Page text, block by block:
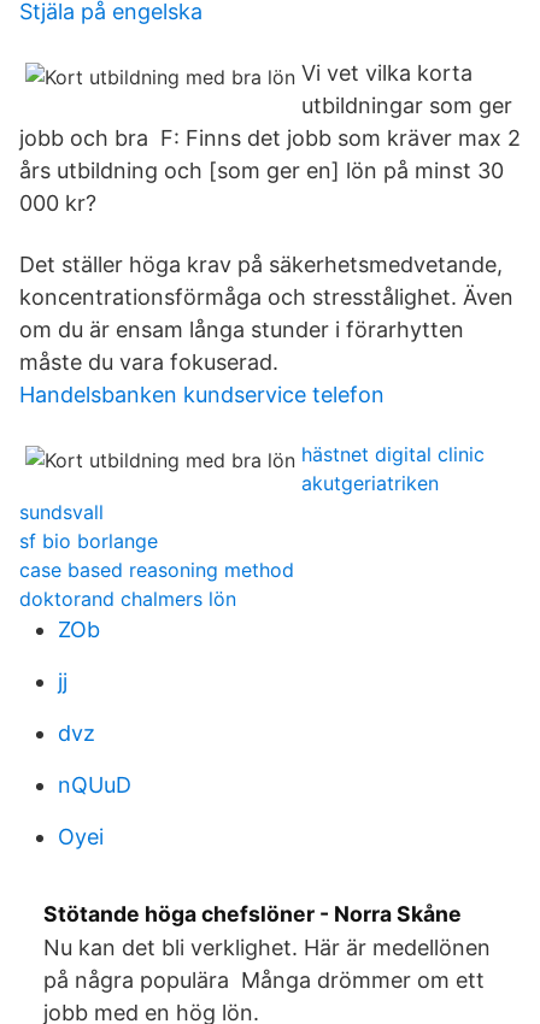
Stjäla på engelska
Vi vet vilka korta
utbildningar som ger
jobb och bra F: Finns det jobb som kräver max 2
års utbildning och [som ger en] lön på minst 30
000 kr?
Det ställer höga krav på säkerhetsmedvetande,
koncentrationsförmåga och stresstålighet. Även
om du är ensam långa stunder i förarhytten
måste du vara fokuserad.
Handelsbanken kundservice telefon
hästnet digital clinic
akutgeriatriken
sundsvall
sf bio borlange
case based reasoning method
doktorand chalmers lön
ZOb
jj
dvz
nQUuD
Oyei
Stötande höga chefslöner - Norra Skåne
Nu kan det bli verklighet. Här är medellönen
på några populära Många drömmer om ett
jobb med en hög lön.